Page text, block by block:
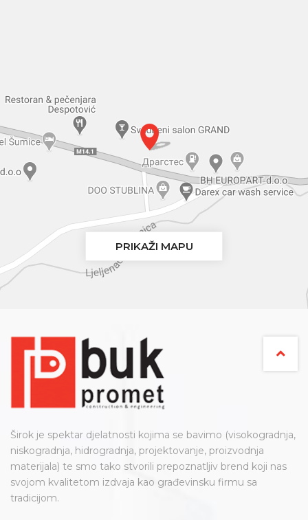
PRIKAŽI MAPU
Širok je spektar djelatnosti kojima se bavimo (visokogradnja,
niskogradnja, hidrogradnja, projektovanje, proizvodnja
materijala) te smo tako stvorili prepoznatljiv brend koji nas
svojom kvalitetom izdvaja kao građevinsku firmu sa
tradicijom.